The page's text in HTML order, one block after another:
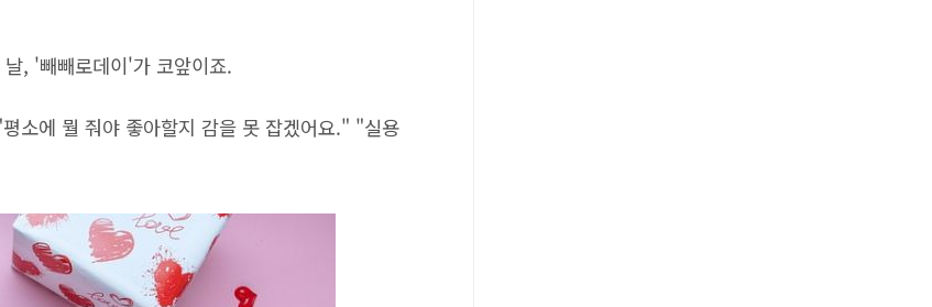
, '빼빼로데이'가 코앞이죠.
소에 뭘 줘야 좋아할지 감을 못 잡겠어요." "실용